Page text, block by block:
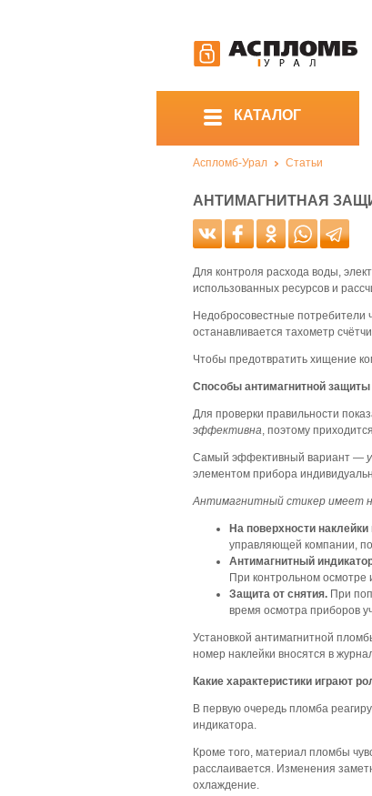
КАТАЛОГ
Аспломб-Урал Статьи
АНТИМАГНИТНАЯ
Для контроля расхода воды,
использованных ресурсов и
Недобросовестные потребители
останавливается тахометр
Чтобы предотвратить хищение
Способы антимагнитной защиты
Для проверки правильности
эффективна, поэтому
Самый эффективный вариант —
элементом прибора
Антимагнитный стикер имеет
На поверхности
управляющей компании,
Антимагнитный
При контрольном осмотре
Защита от снятия. При
время осмотра приборов
Установкой антимагнитной
номер наклейки вносятся в
Какие характеристики играют
В первую очередь пломба
индикатора.
Кроме того, материал пломбы
расслаивается. Изменения
охлаждение.